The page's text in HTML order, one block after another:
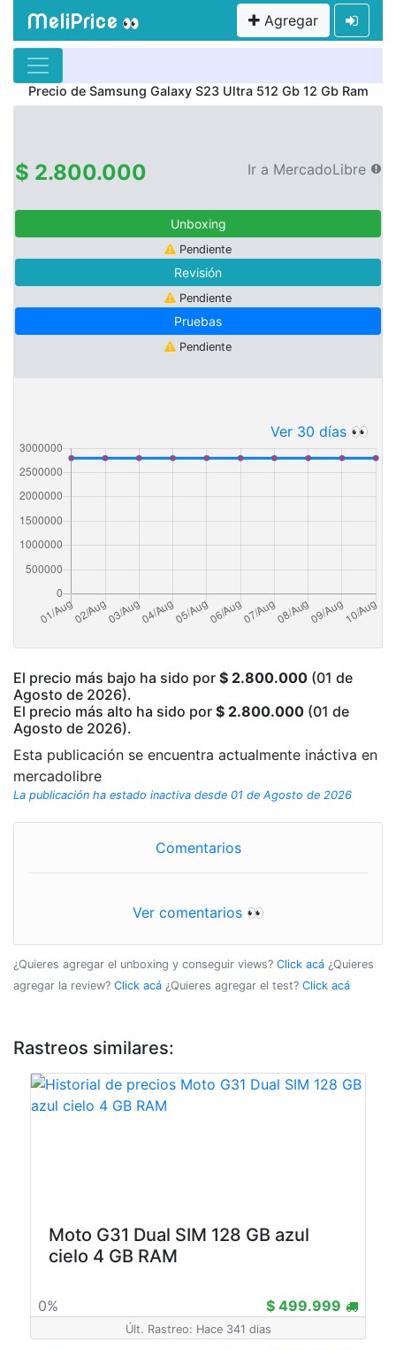
MeliPrice 👀 Agregar
Precio de Samsung Galaxy S23 Ultra 512 Gb 12 Gb Ram
$ 2.800.000 Ir a MercadoLibre
Unboxing
Pendiente
Revisión
Pendiente
Pruebas
Pendiente
Ver 30 días 👀
El precio más bajo ha sido por $ 2.800.000 (01 de
Agosto de 2026).
El precio más alto ha sido por $ 2.800.000 (01 de
Agosto de 2026).
Esta publicación se encuentra actualmente ináctiva en
mercadolibre
La publicación ha estado inactiva desde 01 de Agosto de 2026
Comentarios
Ver comentarios 👀
¿Quieres agregar el unboxing y conseguir views? Click acá ¿Quieres
agregar la review? Click acá ¿Quieres agregar el test? Click acá
Rastreos similares:
Moto G31 Dual SIM 128 GB azul
cielo 4 GB RAM
0% $ 499.999
Últ. Rastreo: Hace 341 dias